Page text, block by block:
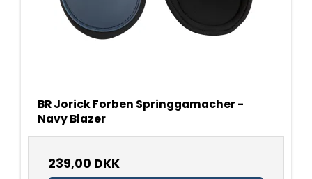
BR Jorick Forben Springgamacher -
Navy Blazer
239,00 DKK